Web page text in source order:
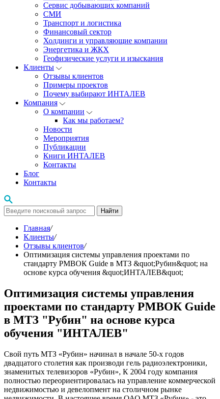
Сервис добывающих компаний
СМИ
Транспорт и логистика
Финансовый сектор
Холдинги и управляющие компании
Энергетика и ЖКХ
Геофизические услуги и изыскания
Клиенты
Отзывы клиентов
Примеры проектов
Почему выбирают ИНТАЛЕВ
Компания
О компании
Как мы работаем?
Новости
Мероприятия
Публикации
Книги ИНТАЛЕВ
Контакты
Блог
Контакты
Найти
Главная/
Клиенты/
Отзывы клиентов/
Оптимизация системы управления проектами по
стандарту РМВОК Guide в МТЗ &quot;Рубин&quot; на
основе курса обучения &quot;ИНТАЛЕВ&quot;
Оптимизация системы управления
проектами по стандарту РМВОК Guide
в МТЗ "Рубин" на основе курса
обучения "ИНТАЛЕВ"
Свой путь МТЗ «Рубин» начинал в начале 50-х годов
двадцатого столетия как производи гель радиоэлектроники,
знаменитых телевизоров «Рубин», К 2004 году компания
полностью переориентировалась на управление коммерческой
недвижимостью и девелопмент на столичном рынке